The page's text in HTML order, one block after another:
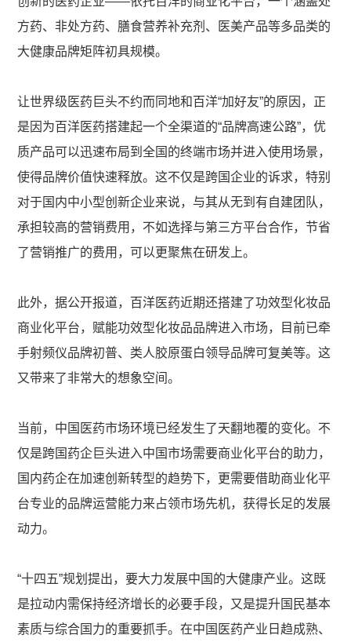
方药、非处方药、膳食营养补充剂、医美产品等多品类的
大健康品牌矩阵初具规模。
让世界级医药巨头不约而同地和百洋“加好友”的原因，正
是因为百洋医药搭建起一个全渠道的“品牌高速公路”，优
质产品可以迅速布局到全国的终端市场并进入使用场景，
使得品牌价值快速释放。这不仅是跨国企业的诉求，特别
对于国内中小型创新企业来说，与其从无到有自建团队，
承担较高的营销费用，不如选择与第三方平台合作，节省
了营销推广的费用，可以更聚焦在研发上。
此外，据公开报道，百洋医药近期还搭建了功效型化妆品
商业化平台，赋能功效型化妆品品牌进入市场，目前已牵
手射频仪品牌初普、类人胶原蛋白领导品牌可复美等。这
又带来了非常大的想象空间。
当前，中国医药市场环境已经发生了天翻地覆的变化。不
仅是跨国药企巨头进入中国市场需要商业化平台的助力，
国内药企在加速创新转型的趋势下，更需要借助商业化平
台专业的品牌运营能力来占领市场先机，获得长足的发展
动力。
“十四五”规划提出，要大力发展中国的大健康产业。这既
是拉动内需保持经济增长的必要手段，又是提升国民基本
素质与综合国力的重要抓手。在中国医药产业日趋成熟、